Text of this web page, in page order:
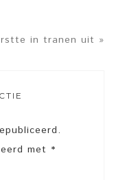
in tranen uit »
met *